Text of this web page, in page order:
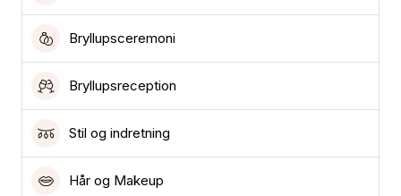
Bryllupsceremoni
Bryllupsreception
Stil og indretning
Hår og Makeup